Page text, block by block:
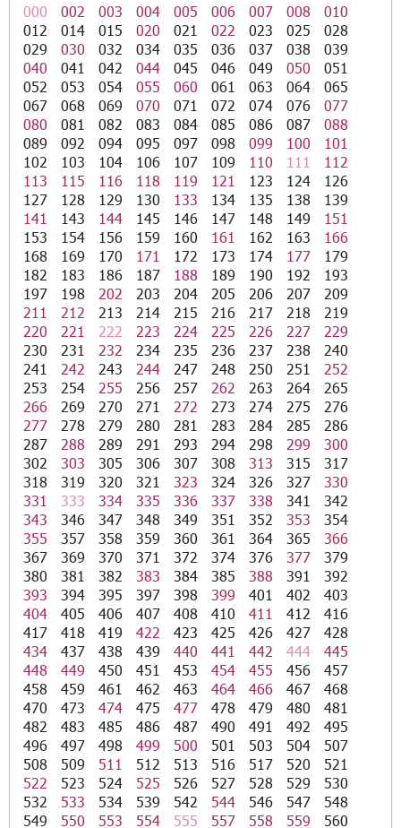
000
002 003 004 005 006 007 008
010
012
014 015 020 021 022 023 025
028
029
030 032 034 035 036 037 038
039
040
041 042 044 045 046 049 050
051
052
053 054 055 060 061 063 064
065
067
068 069 070 071 072 074 076
077
080
081 082 083 084 085 086 087
088
089
092 094 095 097 098 099 100
101
102
103 104 106 107 109 110 111
112
113
115 116 118 119 121 123 124
126
127
128 129 130 133 134 135 138
139
141
143 144 145 146 147 148 149
151
153
154 156 159 160 161 162 163
166
168
169 170 171 172 173 174 177
179
182
183 186 187 188 189 190 192
193
197
198 202 203 204 205 206 207
209
211
212 213 214 215 216 217 218
219
220
221 222 223 224 225 226 227
229
230
231 232 234 235 236 237 238
240
241
242 243 244 247 248 250 251
252
253
254 255 256 257 262 263 264
265
266
269 270 271 272 273 274 275
276
277
278 279 280 281 283 284 285
286
287
288 289 291 293 294 298 299
300
302
303 305 306 307 308 313 315
317
318
319 320 321 323 324 326 327
330
331
333 334 335 336 337 338 341
342
343
346 347 348 349 351 352 353
354
355
357 358 359 360 361 364 365
366
367
369 370 371 372 374 376 377
379
380
381 382 383 384 385 388 391
392
393
394 395 397 398 399 401 402
403
404
405 406 407 408 410 411 412
416
417
418 419 422 423 425 426 427
428
434
437 438 439 440 441 442 444
445
448
449 450 451 453 454 455 456
457
458
459 461 462 463 464 466 467
468
470
473 474 475 477 478 479 480
481
482
483 485 486 487 490 491 492
495
496
497 498 499 500 501 503 504
507
508
509 511 512 513 516 517 520
521
522
523 524 525 526 527 528 529
530
532
533 534 539 542 544 546 547
548
549
550 553 554 555 557 558 559
560